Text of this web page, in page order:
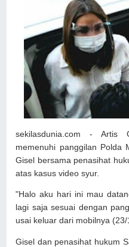
sekilasdunia.com - Artis
memenuhi panggilan Polda
Gisel bersama penasihat
atas kasus video syur.
"Halo aku hari ini mau
lagi saja sesuai dengan
usai keluar dari mobilnya
Gisel dan penasihat hukum